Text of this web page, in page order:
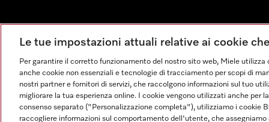
Le tue impostazioni attuali relative ai cookie
Per garantire il corretto funzionamento del nostro sito web, Miele
anche cookie non essenziali e tecnologie di tracciamento per scopi di
nostri partner e fornitori di servizi, che raccolgono informazioni sul tuo
migliorare la tua esperienza online. I cookie vengono utilizzati anche per
consenso separato ("Personalizzazione completa"), utilizziamo i cookie
raccogliere informazioni sul comportamento dell'utente, che